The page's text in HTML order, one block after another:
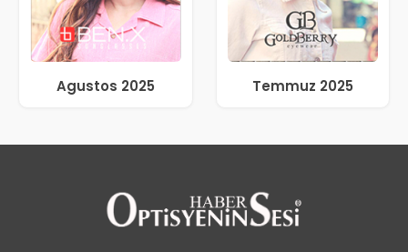
Agustos 2025 Temmuz 2025